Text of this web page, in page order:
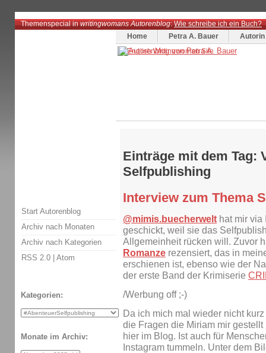
Themenspecial inwritingwomans Autorenblog:Wie schreibe ich ein Buch?
Home
Petra A. Bauer Autorin
Einträge mit dem Tag:
Selfpublishing
Interview zum Thema
@mimis.buecherwelthat mir via
geschickt, weil sie das
Allgemeinheit rücken will. Zuvor
Romanze rezensiert, das in
erschienen ist, ebenso wie der
der erste Band der Krimiserie
/Werbung off ;-)
Da ich mich mal wieder nicht
die Fragen die Miriam mir
hier im Blog. Ist auch für
Instagram tummeln. Unter dem
Start Autorenblog
Archiv nach Monaten
Archiv nach Kategorien
RSS 2.0 | Atom
Kategorien:
Monate im Archiv: